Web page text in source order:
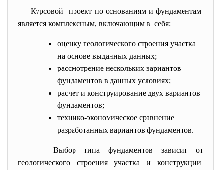
Курсовой проект по основаниям и фундаментам
является комплексным, включающим в себя:
оценку геологического строения участка
на основе выданных данных;
рассмотрение нескольких вариантов
фундаментов в данных условиях;
расчет и конструирование двух вариантов
фундаментов;
технико-экономическое сравнение
разработанных вариантов фундаментов.
Выбор типа фундаментов зависит от
геологического строения участка и конструкции